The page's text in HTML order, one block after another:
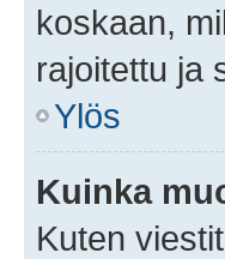
koskaan,
rajoitettu ja
Ylös
Kuinka
Kuten